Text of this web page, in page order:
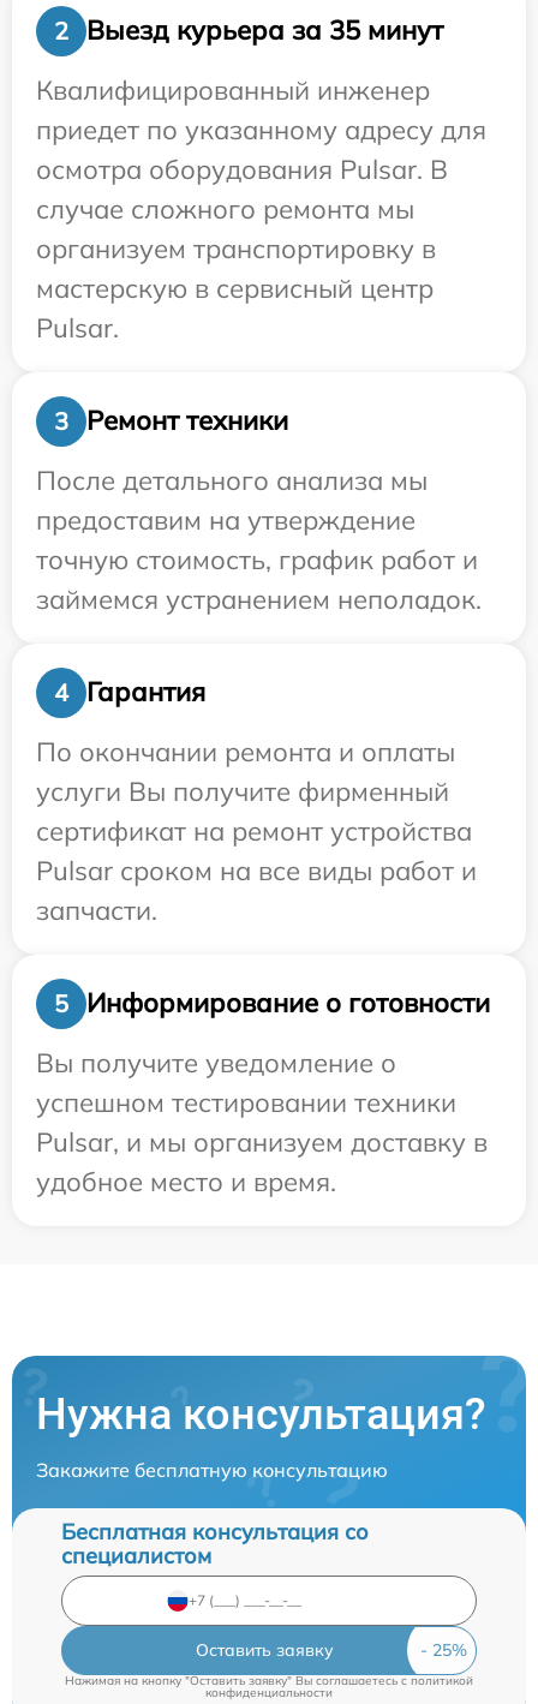
2
Выезд курьера за 35 минут
Квалифицированный инженер
приедет по указанному адресу для
осмотра оборудования Pulsar. В
случае сложного ремонта мы
организуем транспортировку в
мастерскую в сервисный центр
Pulsar.
3
Ремонт техники
После детального анализа мы
предоставим на утверждение
точную стоимость, график работ и
займемся устранением неполадок.
4
Гарантия
По окончании ремонта и оплаты
услуги Вы получите фирменный
сертификат на ремонт устройства
Pulsar сроком на все виды работ и
запчасти.
5
Информирование о готовности
Вы получите уведомление о
успешном тестировании техники
Pulsar, и мы организуем доставку в
удобное место и время.
Нужна консультация?
Закажите бесплатную консультацию
Бесплатная консультация со
специалистом
Оставить заявку
Нажимая на кнопку "Оставить заявку" Вы соглашаетесь cполитикой
конфиденциальности